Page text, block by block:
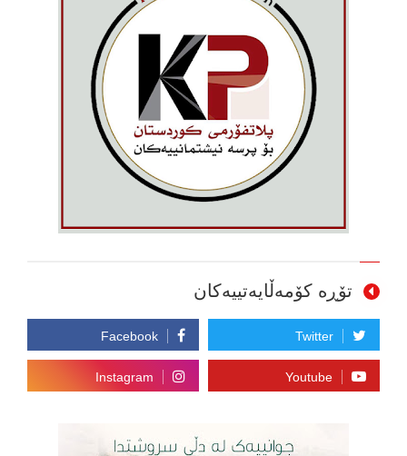
تۆڕە کۆمەڵایەتییەکان